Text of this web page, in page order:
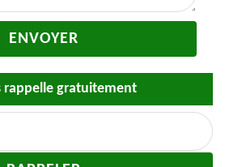
rappelle gratuitement